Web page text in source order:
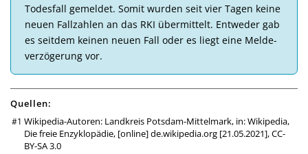
Todes­fall ge­mel­det. So­mit wur­den seit vier Tagen keine
neuen Fall­zahlen an das RKI über­mittelt. Ent­weder gab
es seit­dem kei­nen neuen Fall oder es liegt eine Melde­
ver­zö­ge­rung vor.
Quellen:
Wikipedia-Autoren: Landkreis Potsdam-Mittelmark, in: Wikipedia,
Die freie Enzyklopädie, [online]de.wikipedia.org[21.05.2021],CC-
BY-SA 3.0